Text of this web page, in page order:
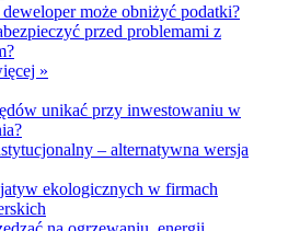
deweloper może obniżyć podatki?
przed problemami z
»
unikać przy inwestowaniu w
– alternatywna wersja
ekologicznych w firmach